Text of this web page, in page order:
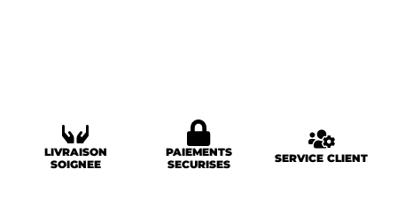
LIVRAISON
SOIGNEE
PAIEMENTS
SECURISES
SERVICE CLIENT